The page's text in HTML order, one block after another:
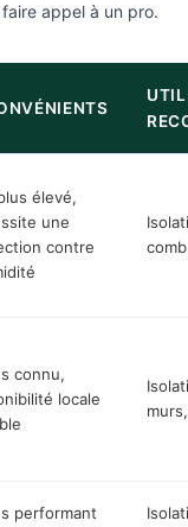
appel à un pro.
élevé,
une
contre
connu,
locale
performant